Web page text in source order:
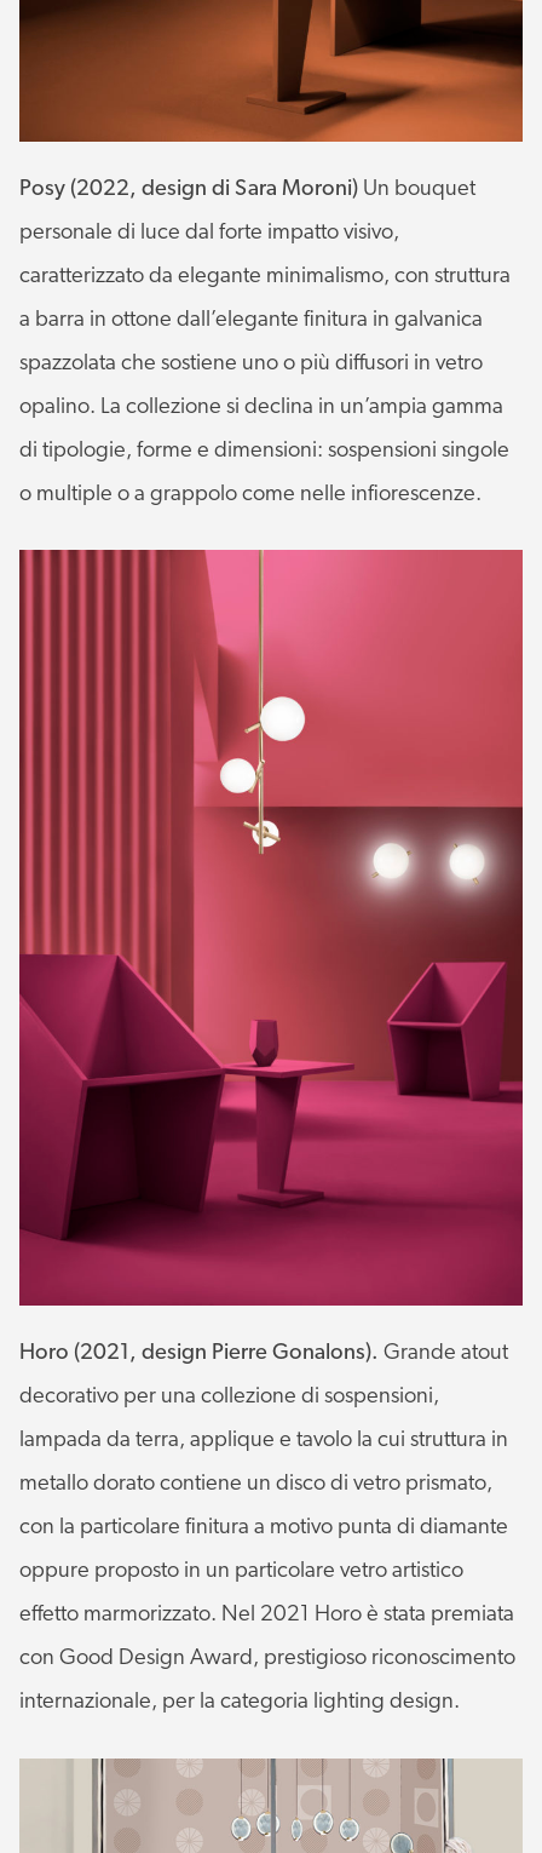
Posy (2022, design di Sara Moroni) Un bouquet
personale di luce dal forte impatto visivo,
caratterizzato da elegante minimalismo, con struttura
a barra in ottone dall’elegante finitura in galvanica
spazzolata che sostiene uno o più diffusori in vetro
opalino. La collezione si declina in un’ampia gamma
di tipologie, forme e dimensioni: sospensioni singole
o multiple o a grappolo come nelle infiorescenze.
Horo (2021, design Pierre Gonalons). Grande atout
decorativo per una collezione di sospensioni,
lampada da terra, applique e tavolo la cui struttura in
metallo dorato contiene un disco di vetro prismato,
con la particolare finitura a motivo punta di diamante
oppure proposto in un particolare vetro artistico
effetto marmorizzato. Nel 2021 Horo è stata premiata
con Good Design Award, prestigioso riconoscimento
internazionale, per la categoria lighting design.